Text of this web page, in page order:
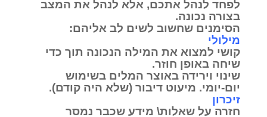
לפחד לנהל אתכם, אלא לנהל את המצב
בצורה נכונה.
הסימנים שחשוב לשים לב אליהם:
מילולי
קושי למצוא את המילה הנכונה תוך כדי
שיחה באופן חוזר.
שינוי וירידה באוצר המלים בשימוש
יום-יומי. מיעוט דיבור (שלא היה קודם).
זיכרון
חזרה על שאלות\ מידע שכבר נמסר